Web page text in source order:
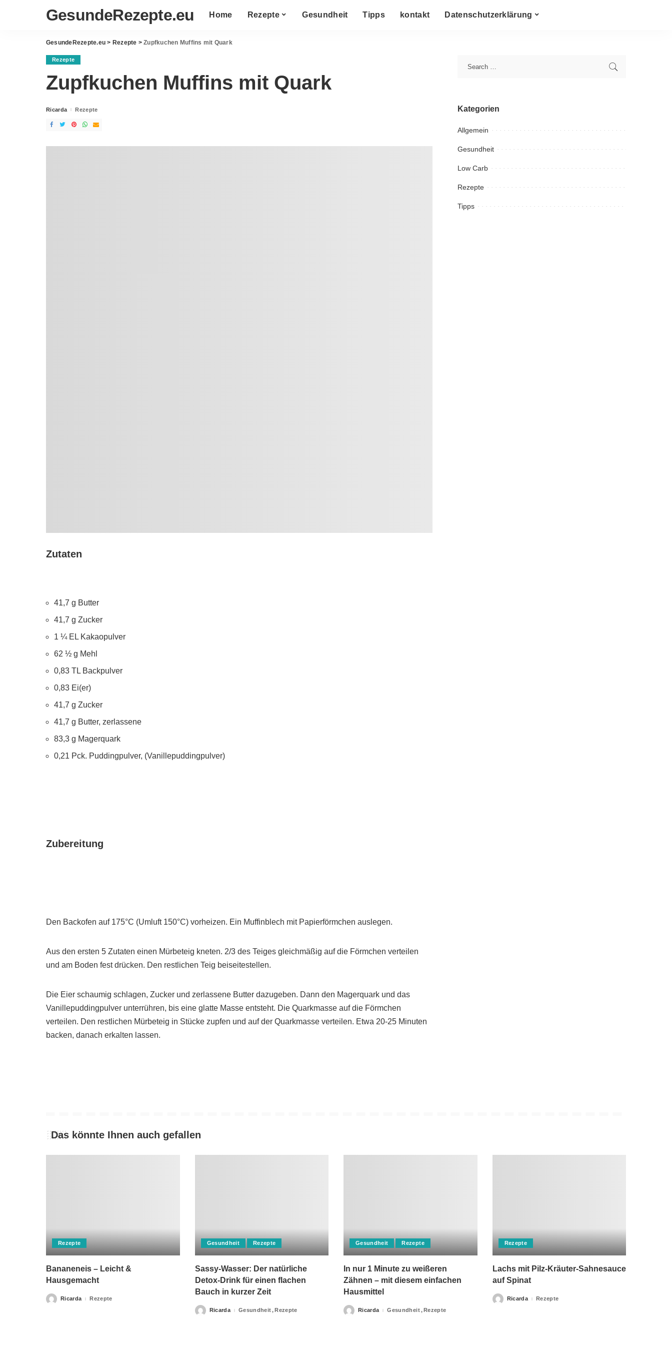
GesundeRezepte.eu Home Rezepte Gesundheit Tipps kontakt Datenschutzerklärung
GesundeRezepte.eu > Rezepte >Zupfkuchen Muffins mit Quark
Rezepte
Zupfkuchen Muffins mit Quark
Posted
Ricarda Rezepte
Zutaten
41,7 g Butter
41,7 g Zucker
1 ¼ EL Kakaopulver
62 ½ g Mehl
0,83 TL Backpulver
0,83 Ei(er)
41,7 g Zucker
41,7 g Butter, zerlassene
83,3 g Magerquark
0,21 Pck. Puddingpulver, (Vanillepuddingpulver)
Zubereitung
Den Backofen auf 175°C (Umluft 150°C) vorheizen. Ein Muffinblech mit Papierförmchen auslegen.
Aus den ersten 5 Zutaten einen Mürbeteig kneten. 2/3 des Teiges gleichmäßig auf die Förmchen verteilen
und am Boden fest drücken. Den restlichen Teig beiseitestellen.
Die Eier schaumig schlagen, Zucker und zerlassene Butter dazugeben. Dann den Magerquark und das
Vanillepuddingpulver unterrühren, bis eine glatte Masse entsteht. Die Quarkmasse auf die Förmchen
verteilen. Den restlichen Mürbeteig in Stücke zupfen und auf der Quarkmasse verteilen. Etwa 20-25 Minuten
backen, danach erkalten lassen.
Kategorien
Allgemein
Gesundheit
Low Carb
Rezepte
Tipps
Das könnte Ihnen auch gefallen
Rezepte
Bananeneis – Leicht &
Hausgemacht
PostedRicarda Rezepte
Gesundheit Rezepte
Sassy-Wasser: Der natürliche
Detox-Drink für einen flachen
Bauch in kurzer Zeit
PostedRicarda Gesundheit Rezepte
Gesundheit Rezepte
In nur 1 Minute zu weißeren
Zähnen – mit diesem einfachen
Hausmittel
PostedRicarda Gesundheit Rezepte
Rezepte
Lachs mit Pilz-Kräuter-Sahnesauce
auf Spinat
PostedRicarda Rezepte